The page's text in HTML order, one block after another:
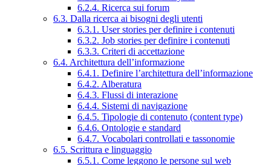
6.2.4. Ricerca sui forum
6.3. Dalla ricerca ai bisogni degli utenti
6.3.1. User stories per definire i contenuti
6.3.2. Job stories per definire i contenuti
6.3.3. Criteri di accettazione
6.4. Architettura dell’informazione
6.4.1. Definire l’architettura dell’informazione
6.4.2. Alberatura
6.4.3. Flussi di interazione
6.4.4. Sistemi di navigazione
6.4.5. Tipologie di contenuto (content type)
6.4.6. Ontologie e standard
6.4.7. Vocabolari controllati e tassonomie
6.5. Scrittura e linguaggio
6.5.1. Come leggono le persone sul web